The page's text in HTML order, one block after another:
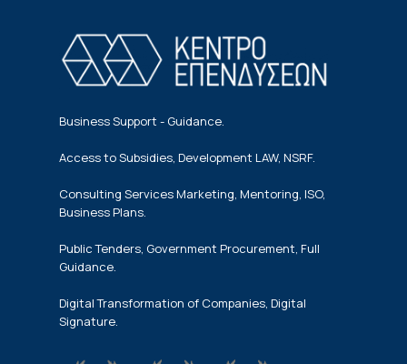
Business Support - Guidance.
Access to Subsidies, Development LAW, NSRF.
Consulting Services Marketing, Mentoring, ISO,
Business Plans.
Public Tenders, Government Procurement, Full
Guidance.
Digital Transformation of Companies, Digital
Signature.